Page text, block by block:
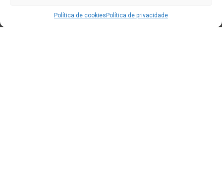
Política de cookies Política de privacidade